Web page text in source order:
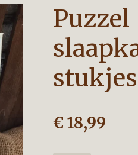
Puzzel
stukjes
€ 18,99